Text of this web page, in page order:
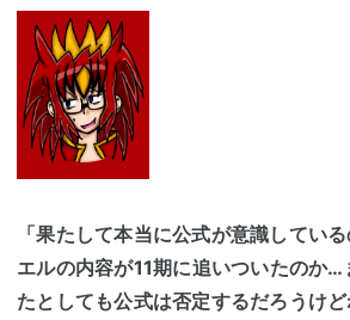
「果たして本当に公式が意識してい
エルの内容が11期に追いついたのか
たとしても公式は否定するだろうけど